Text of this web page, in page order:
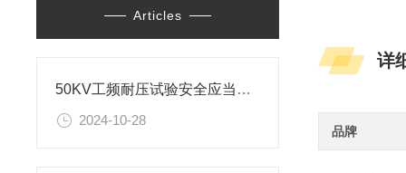
Articles
50KV工频耐压试验安全应当注意的几个方面
2024-10-28
详
品牌